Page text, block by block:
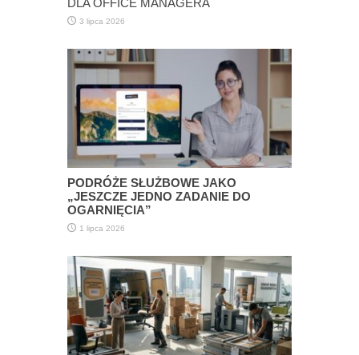
DLA OFFICE MANAGERA
3 lipca 2026
PODRÓŻE SŁUŻBOWE JAKO
„JESZCZE JEDNO ZADANIE DO
OGARNIĘCIA”
1 lipca 2026